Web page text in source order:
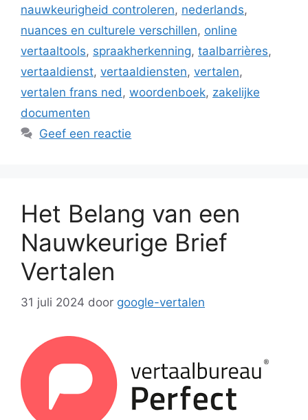
nauwkeurigheid controleren, nederlands,
nuances en culturele verschillen, online
vertaaltools, spraakherkenning, taalbarrières,
vertaaldienst, vertaaldiensten, vertalen,
vertalen frans ned, woordenboek, zakelijke
documenten
Geef een reactie
Het Belang van een
Nauwkeurige Brief
Vertalen
31 juli 2024 door google-vertalen